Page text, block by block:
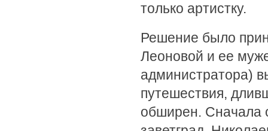
только артистку.
Решение было
Леоновой и ее
администратора)
путешествия,
обширен. Сначала